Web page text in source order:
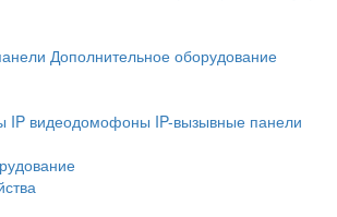
Дополнительное оборудование
IP видеодомофоны IP-вызывные панели